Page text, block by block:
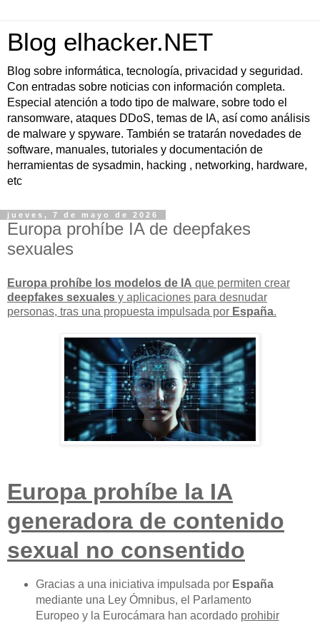
Blog elhacker.NET
Blog sobre informática, tecnología, privacidad y seguridad.
Con entradas sobre noticias con información completa.
Especial atención a todo tipo de malware, sobre todo el
ransomware, ataques DDoS, temas de IA, así como análisis
de malware y spyware. También se tratarán novedades de
software, manuales, tutoriales y documentación de
herramientas de sysadmin, hacking , networking, hardware,
etc
jueves, 7 de mayo de 2026
Europa prohíbe IA de deepfakes
sexuales
Europa prohíbe los modelos de IA que permiten crear
deepfakes sexuales y aplicaciones para desnudar
personas, tras una propuesta impulsada por España.
Europa prohíbe la IA
generadora de contenido
sexual no consentido
Gracias a una iniciativa impulsada por España
mediante una Ley Ómnibus, el Parlamento
Europeo y la Eurocámara han acordado prohibir